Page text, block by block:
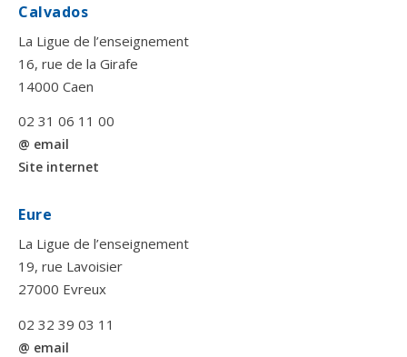
Calvados
La Ligue de l’enseignement
16, rue de la Girafe
14000 Caen
02 31 06 11 00
@ email
Site internet
Eure
La Ligue de l’enseignement
19, rue Lavoisier
27000 Evreux
02 32 39 03 11
@ email